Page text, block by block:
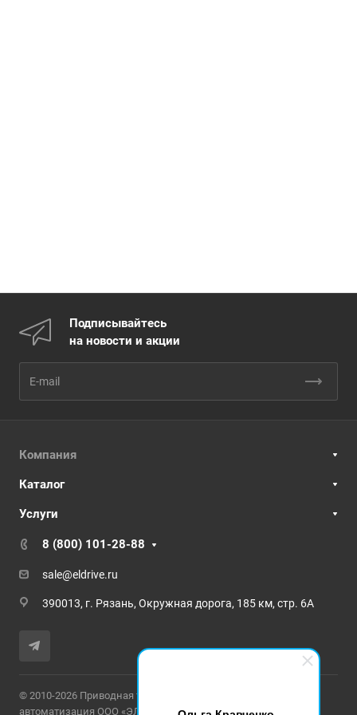
Подписывайтесь
на новости и акции
Компания
Каталог
Услуги
8 (800) 101-28-88
sale@eldrive.ru
390013, г. Рязань, Окружная дорога, 185 км, стр. 6А
© 2010-2026 Приводная техника и промышленная
автоматизация ООО «ЭЛЕКТРОПРИВОД»